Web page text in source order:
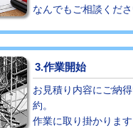
は20mmまでの価格です。
なんでもご相談くださ
3.作業開始
お見積り内容にご納
約。
作業に取り掛かります